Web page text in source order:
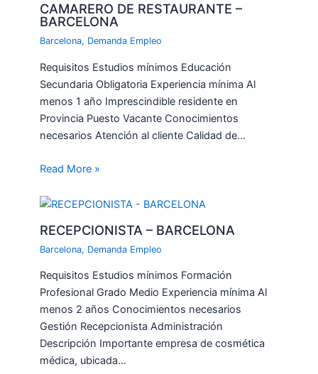
CAMARERO DE RESTAURANTE –
BARCELONA
Barcelona, Demanda Empleo
Requisitos Estudios mínimos Educación
Secundaria Obligatoria Experiencia mínima Al
menos 1 año Imprescindible residente en
Provincia Puesto Vacante Conocimientos
necesarios Atención al cliente Calidad de…
Read More »
RECEPCIONISTA – BARCELONA
Barcelona, Demanda Empleo
Requisitos Estudios mínimos Formación
Profesional Grado Medio Experiencia mínima Al
menos 2 años Conocimientos necesarios
Gestión Recepcionista Administración
Descripción Importante empresa de cosmética
médica, ubicada…